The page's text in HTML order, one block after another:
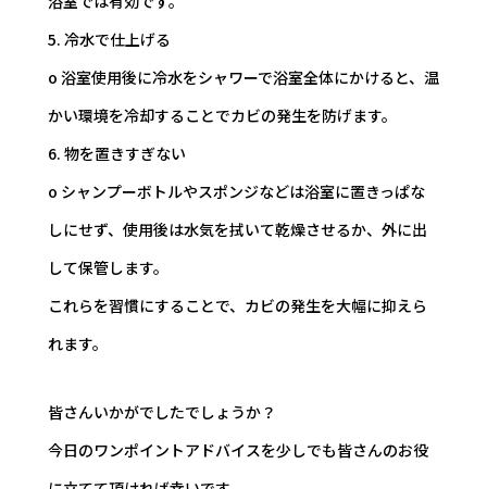
5. 冷水で仕上げる
o 浴室使用後に冷水をシャワーで浴室全体にかけると、温
かい環境を冷却することでカビの発生を防げます。
6. 物を置きすぎない
o シャンプーボトルやスポンジなどは浴室に置きっぱな
しにせず、使用後は水気を拭いて乾燥させるか、外に出
して保管します。
これらを習慣にすることで、カビの発生を大幅に抑えら
れます。
皆さんいかがでしたでしょうか？
今日のワンポイントアドバイスを少しでも皆さんのお役